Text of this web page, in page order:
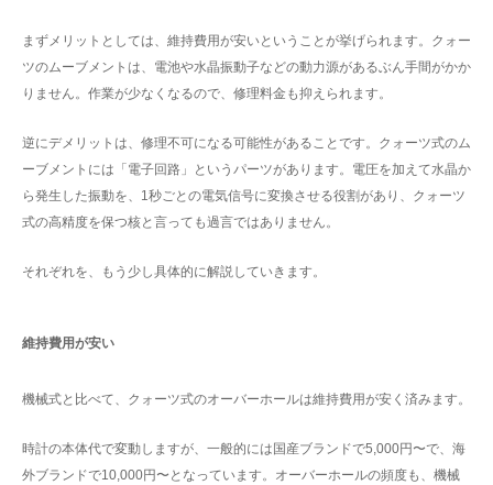
まずメリットとしては、維持費用が安いということが挙げられます。クォー
ツのムーブメントは、電池や水晶振動子などの動力源があるぶん手間がかか
りません。作業が少なくなるので、修理料金も抑えられます。
逆にデメリットは、修理不可になる可能性があることです。クォーツ式のム
ーブメントには「電子回路」というパーツがあります。電圧を加えて水晶か
ら発生した振動を、1秒ごとの電気信号に変換させる役割があり、クォーツ
式の高精度を保つ核と言っても過言ではありません。
それぞれを、もう少し具体的に解説していきます。
維持費用が安い
機械式と比べて、クォーツ式のオーバーホールは維持費用が安く済みます。
時計の本体代で変動しますが、一般的には国産ブランドで5,000円〜で、海
外ブランドで10,000円〜となっています。オーバーホールの頻度も、機械